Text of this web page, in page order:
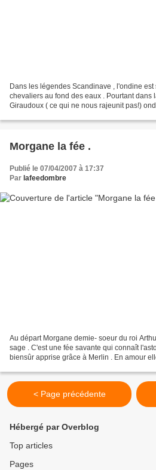
Dans les légendes Scandinave , l'ondine
chevaliers au fond des eaux . Pourtant dans
Giraudoux ( ce qui ne nous rajeunit pas!)
Morgane la fée .
Publié le 07/04/2007 à 17:37
Par lafeedombre
Au départ Morgane demie- soeur du roi
sage . C'est une fée savante qui connaît
biensûr apprise grâce à Merlin . En amour
< Page précédente
Hébergé par Overblog
Top articles
Pages